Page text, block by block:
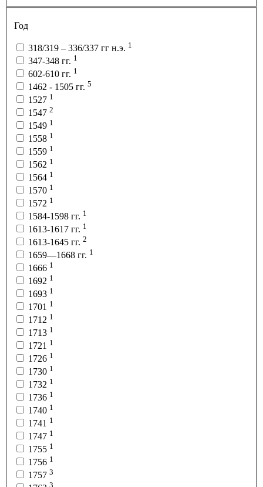
Год
318/319 – 336/337 гг н.э. 1
347-348 гг. 1
602-610 гг. 1
1462 - 1505 гг. 5
1527 1
1547 2
1549 1
1558 1
1559 1
1562 1
1564 1
1570 1
1572 1
1584-1598 гг. 1
1613-1617 гг. 1
1613-1645 гг. 2
1659—1668 гг. 1
1666 1
1692 1
1693 1
1701 1
1712 1
1713 1
1721 1
1726 1
1730 1
1732 1
1736 1
1740 1
1741 1
1747 1
1755 1
1756 1
1757 3
3